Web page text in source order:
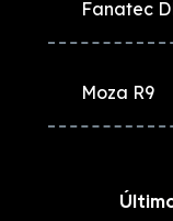
Fanatec
Moza R9